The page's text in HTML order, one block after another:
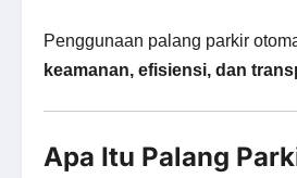
Penggunaan palang parkir
keamanan, efisiensi, dan
Apa Itu Palang